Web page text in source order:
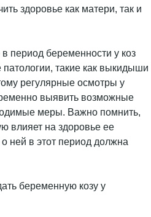
здоровье как матери, так и
период беременности у коз
патологии, такие как выкидыши
регулярные осмотры у
выявить возможные
меры. Важно помнить,
влияет на здоровье ее
ней в этот период должна